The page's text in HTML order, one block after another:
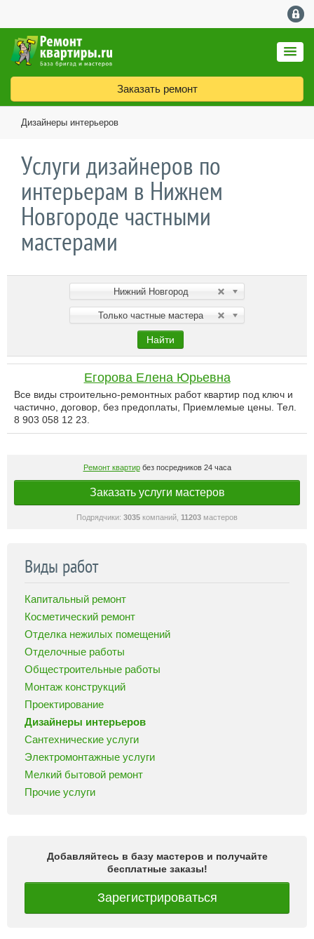
Заказать ремонт
Дизайнеры интерьеров
Услуги дизайнеров по
интерьерам в Нижнем
Новгороде частными
мастерами
Нижний Новгород
Только частные мастера
Найти
Егорова Елена Юрьевна
Все виды строительно-ремонтных работ квартир под ключ и
частично, договор, без предоплаты, Приемлемые цены. Тел.
8 903 058 12 23.
Ремонт квартирбез посредников 24 часа
Заказать услуги мастеров
Подрядчики: 3035 компаний, 11203 мастеров
Виды работ
Капитальный ремонт
Косметический ремонт
Отделка нежилых помещений
Отделочные работы
Общестроительные работы
Монтаж конструкций
Проектирование
Дизайнеры интерьеров
Сантехнические услуги
Электромонтажные услуги
Мелкий бытовой ремонт
Прочие услуги
Добавляйтесь в базу мастеров и получайте
бесплатные заказы!
Зарегистрироваться